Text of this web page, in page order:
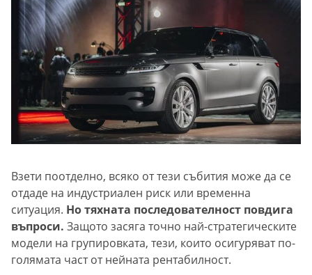
Взети поотделно, всяко от тези събития може да се
отдаде на индустриален риск или временна
ситуация. Но тяхната последователност повдига
въпроси. Защото засяга точно най-стратегическите
модели на групировката, тези, които осигуряват по-
голямата част от нейната рентабилност.